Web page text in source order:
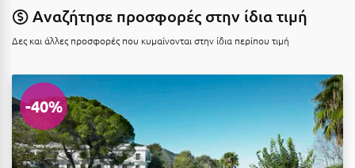
Κοκκώνι Κορινθίας
Κόνιτσα
Κόρινθος
Κορώνη
Αναζήτησε προσφορές στην ίδια τιμή
Δες και άλλες προσφορές που κυμαίνονται στην ίδια περίπου τιμή
-40%